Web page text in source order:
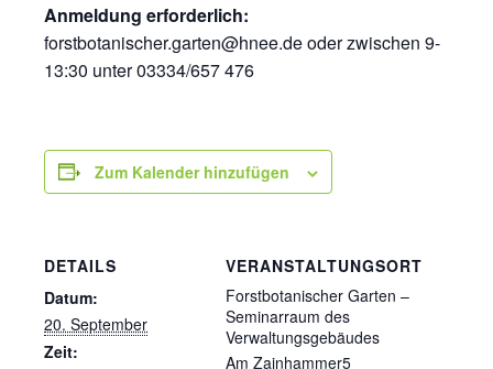
Anmeldung erforderlich:
forstbotanischer.garten@hnee.de oder zwischen 9-
13:30 unter 03334/657 476
Zum Kalender hinzufügen
DETAILS
Datum:
20. September
Zeit:
VERANSTALTUNGSORT
Forstbotanischer Garten –
Seminarraum des
Verwaltungsgebäudes
Am Zainhammer5